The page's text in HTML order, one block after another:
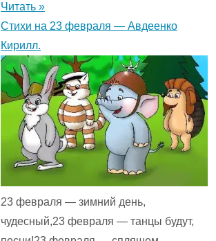
Читать »
Стихи на 23 февраля — Авдеенко
Кирилл.
23 февраля — зимний день,
чудесный,23 февраля — танцы будут,